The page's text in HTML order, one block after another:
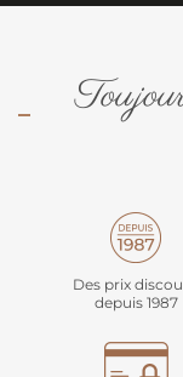
Des prix
depuis 1987